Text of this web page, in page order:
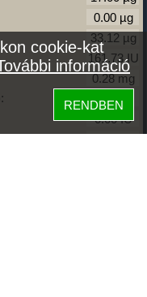
cookie-kat
információ
RENDBEN